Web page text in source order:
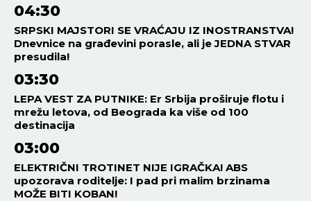
04:30
SRPSKI MAJSTORI SE VRAĆAJU IZ INOSTRANSTVA!
Dnevnice na građevini porasle, ali je JEDNA STVAR
presudila!
03:30
LEPA VEST ZA PUTNIKE: Er Srbija proširuje flotu i
mrežu letova, od Beograda ka više od 100
destinacija
03:00
ELEKTRIČNI TROTINET NIJE IGRAČKA! ABS
upozorava roditelje: I pad pri malim brzinama
MOŽE BITI KOBAN!